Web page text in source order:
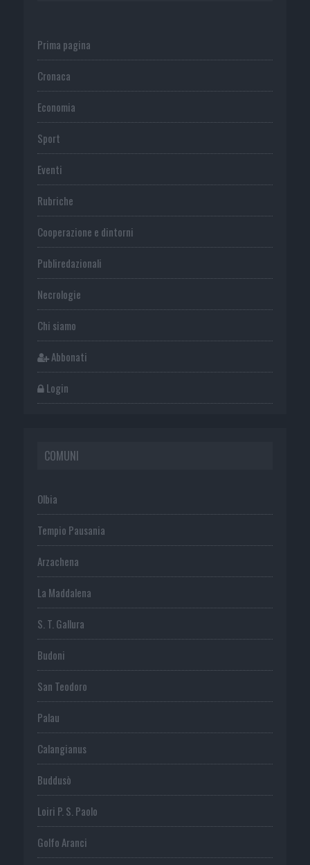
Prima pagina
Cronaca
Economia
Sport
Eventi
Rubriche
Cooperazione e dintorni
Publiredazionali
Necrologie
Chi siamo
Abbonati
Login
COMUNI
Olbia
Tempio Pausania
Arzachena
La Maddalena
S. T. Gallura
Budoni
San Teodoro
Palau
Calangianus
Buddusò
Loiri P. S. Paolo
Golfo Aranci